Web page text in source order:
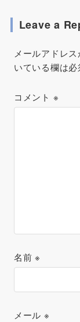
Leave a
メールアドレ
いている欄は
コメント ※
名前※
メール ※